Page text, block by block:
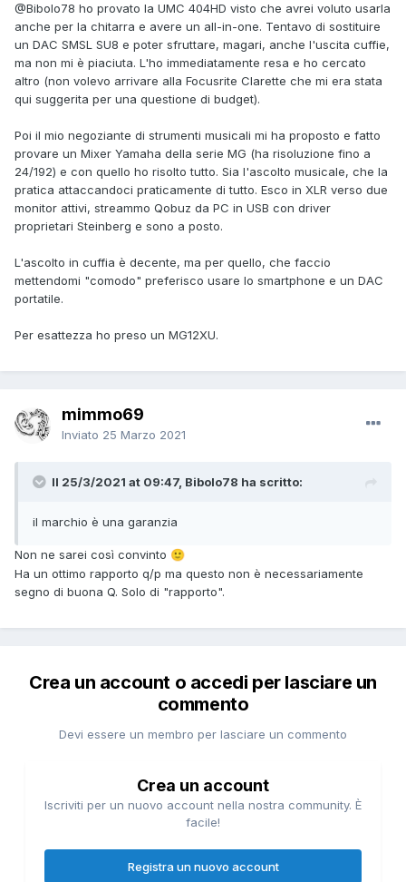
@Bibolo78 ho provato la UMC 404HD visto che avrei voluto usarla
anche per la chitarra e avere un all-in-one. Tentavo di sostituire
un DAC SMSL SU8 e poter sfruttare, magari, anche l'uscita cuffie,
ma non mi è piaciuta. L'ho immediatamente resa e ho cercato
altro (non volevo arrivare alla Focusrite Clarette che mi era stata
qui suggerita per una questione di budget).
Poi il mio negoziante di strumenti musicali mi ha proposto e fatto
provare un Mixer Yamaha della serie MG (ha risoluzione fino a
24/192) e con quello ho risolto tutto. Sia l'ascolto musicale, che la
pratica attaccandoci praticamente di tutto. Esco in XLR verso due
monitor attivi, streammo Qobuz da PC in USB con driver
proprietari Steinberg e sono a posto.
L'ascolto in cuffia è decente, ma per quello, che faccio
mettendomi "comodo" preferisco usare lo smartphone e un DAC
portatile.
Per esattezza ho preso un MG12XU.
mimmo69
Inviato 25 Marzo 2021
Il 25/3/2021 at 09:47, Bibolo78 ha scritto:
il marchio è una garanzia
Non ne sarei così convinto 🙂
Ha un ottimo rapporto q/p ma questo non è necessariamente
segno di buona Q. Solo di "rapporto".
Crea un account o accedi per lasciare un
commento
Devi essere un membro per lasciare un commento
Crea un account
Iscriviti per un nuovo account nella nostra community. È
facile!
Registra un nuovo account